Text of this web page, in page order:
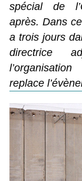
spécial de
après.Dans
a trois jours
directrice
replace